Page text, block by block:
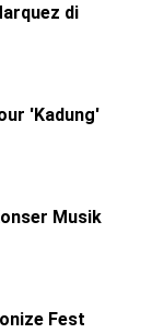
di
'Kadung'
Musik
Fest